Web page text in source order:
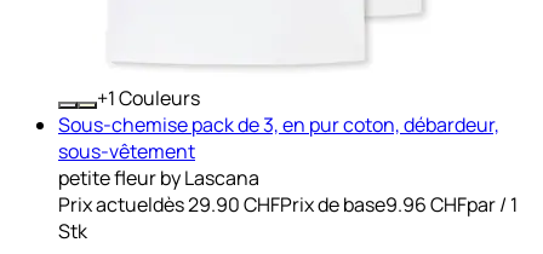
+ Couleurs
Sous-chemise pack de 3, en pur coton, débardeur,
sous-vêtement
petite fleur by Lascana
Prix actueldès29.90 CHFPrix de base9.96 CHFpar/ 1
Stk